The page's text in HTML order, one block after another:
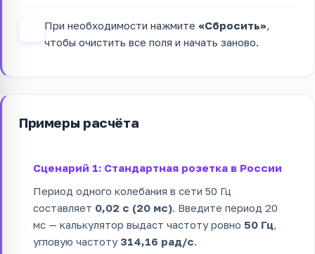
При необходимости нажмите «Сбросить»
чтобы очистить все поля и начать заново.
Примеры расчёта
Сценарий 1: Стандартная розетка в России
Период одного колебания в сети 50 Гц
составляет 0,02 с (20 мс). Введите период 20
мс — калькулятор выдаст частоту ровно 50 Гц,
угловую частоту 314,16 рад/с.